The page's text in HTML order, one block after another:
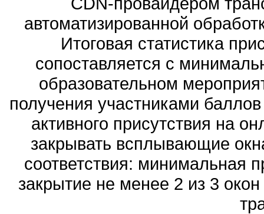
автоматизированной
Итоговая статистика
сопоставляется с
образовательном
получения участниками
активного присутствия на
закрывать всплывающие
соответствия: минимальная
закрытие не менее 2 из 3